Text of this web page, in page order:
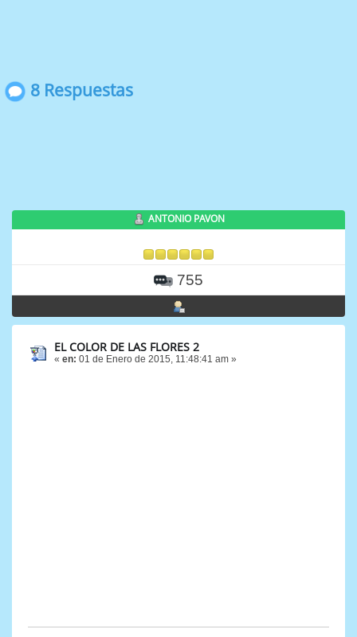
8 Respuestas
ANTONIO PAVON
755
EL COLOR DE LAS FLORES 2
« en: 01 de Enero de 2015, 11:48:41 am »